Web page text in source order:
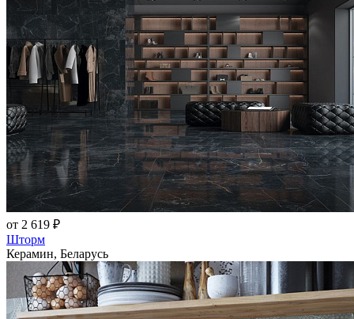
от 2 619 ₽
Шторм
Керамин, Беларусь